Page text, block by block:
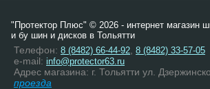
"Протектор Плюс" © 2026 - интернет магазин
и бу шин и дисков в Тольятти
Телефон: 8 (8482) 66-44-92 8 (8482) 33-57-05
e-mail: info@protector63.ru
Адрес магазина: г. Тольятти ул.
проезда